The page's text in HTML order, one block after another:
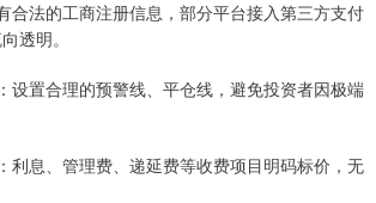
合法的工商注册信息，部分平台接入第三方支付
透明。
设置合理的预警线、平仓线，避免投资者因极端
利息、管理费、递延费等收费项目明码标价，无